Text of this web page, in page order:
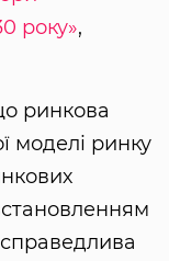
року»,
ринкова
моделі ринку